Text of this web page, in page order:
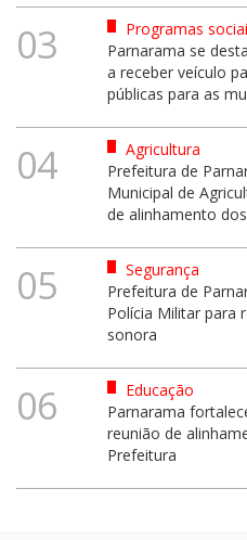
03
Programas
Parnarama se
a receber veículo
públicas para as
04
Agricultura
Prefeitura de
Municipal de
de alinhamento
05
Segurança
Prefeitura de
Polícia Militar para
sonora
06
Educação
Parnarama
reunião de
Prefeitura